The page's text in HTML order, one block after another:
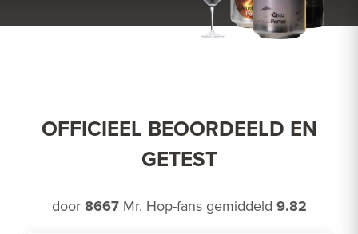
OFFICIEEL BEOORDEELD EN
GETEST
door 8667Mr. Hop-fans gemiddeld 9.82